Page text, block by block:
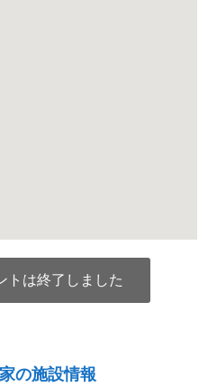
トは終了しました
の施設情報